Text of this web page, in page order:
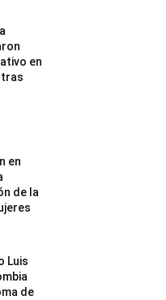
en
en
de la
Luis
de